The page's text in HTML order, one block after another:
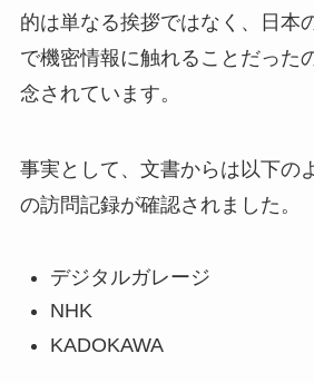
的は単なる挨拶ではなく、日本
で機密情報に触れることだった
念されています。
事実として、文書からは以下の
の訪問記録が確認されました。
デジタルガレージ
NHK
KADOKAWA